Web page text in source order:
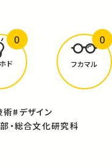
りましたか？
ド
0
フカマル
0
術#デザイン
・総合文化研究科